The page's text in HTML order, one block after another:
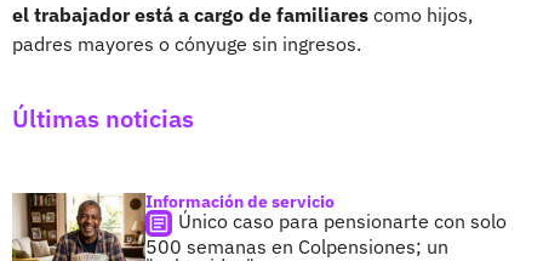
el trabajador está a cargo de familiares como hijos,
padres mayores o cónyuge sin ingresos.
Últimas noticias
Información de servicio
Único caso para pensionarte con solo
500 semanas en Colpensiones; un